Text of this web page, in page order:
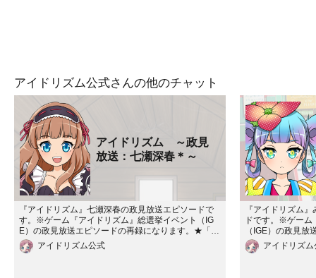
アイドリズム公式さんの他のチャット
アイドリズム ～政見
放送：七瀬深春＊～
『アイドリズム』七瀬深春の政見放送エピソードで
す。※ゲーム『アイドリズム』総選挙イベント（IG
E）の政見放送エピソードの再録になります。★「七
瀬深春」についてもっと詳しく！http://idlp.jp/charact
er/七瀬深春/★アイドリズム ～Episode：七瀬深春
アイドリズム公式
『アイドリズム
ドです。※ゲーム
（IGE）の政見
「みるるる～＊」
p/character/みる
アイドリズム